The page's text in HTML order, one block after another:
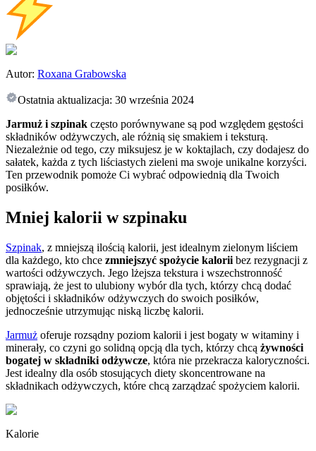
Autor: Roxana Grabowska
Ostatnia aktualizacja: 30 września 2024
Jarmuż i szpinak często porównywane są pod względem gęstości
składników odżywczych, ale różnią się smakiem i teksturą.
Niezależnie od tego, czy miksujesz je w koktajlach, czy dodajesz do
sałatek, każda z tych liściastych zieleni ma swoje unikalne korzyści.
Ten przewodnik pomoże Ci wybrać odpowiednią dla Twoich
posiłków.
Mniej kalorii w szpinaku
Szpinak, z mniejszą ilością kalorii, jest idealnym zielonym liściem
dla każdego, kto chce zmniejszyć spożycie kalorii bez rezygnacji z
wartości odżywczych. Jego lżejsza tekstura i wszechstronność
sprawiają, że jest to ulubiony wybór dla tych, którzy chcą dodać
objętości i składników odżywczych do swoich posiłków,
jednocześnie utrzymując niską liczbę kalorii.
Jarmuż oferuje rozsądny poziom kalorii i jest bogaty w witaminy i
minerały, co czyni go solidną opcją dla tych, którzy chcą żywności
bogatej w składniki odżywcze, która nie przekracza kaloryczności.
Jest idealny dla osób stosujących diety skoncentrowane na
składnikach odżywczych, które chcą zarządzać spożyciem kalorii.
Kalorie